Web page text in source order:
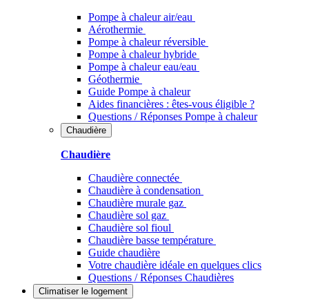
Pompe à chaleur air/eau
Aérothermie
Pompe à chaleur réversible
Pompe à chaleur hybride
Pompe à chaleur​ eau/eau
Géothermie
Guide Pompe à chaleur
Aides financières : êtes-vous éligible ?
Questions / Réponses Pompe à chaleur
Chaudière
Chaudière
Chaudière connectée
Chaudière à condensation
Chaudière murale gaz
Chaudière sol gaz
Chaudière sol fioul
Chaudière basse température
Guide chaudière
Votre chaudière idéale en quelques clics
Questions / Réponses Chaudières
Climatiser le logement